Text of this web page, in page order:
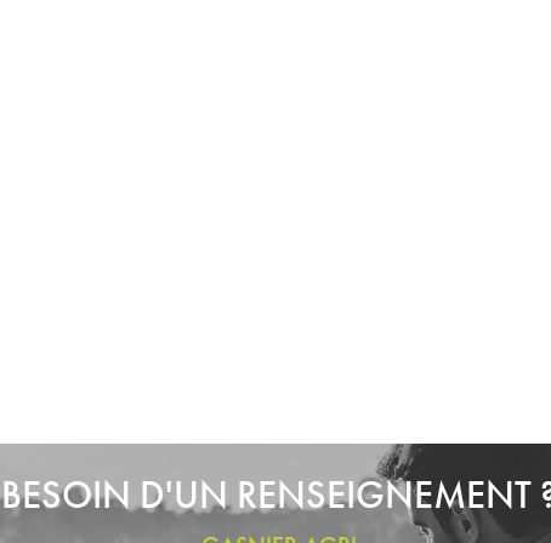
BESOIN D'UN RENSEIGNEMENT